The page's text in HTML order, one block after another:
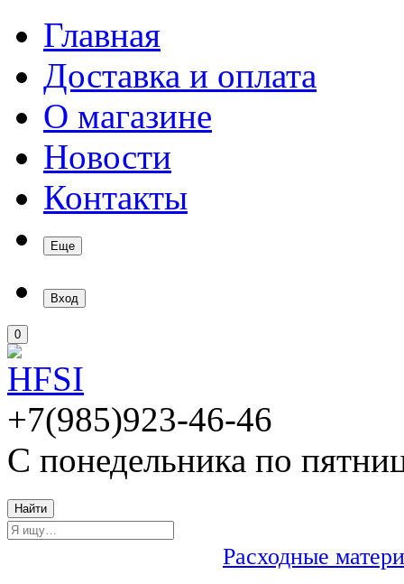
Главная
Доставка и оплата
О магазине
Новости
Контакты
Еще
Вход
0
+7(985)923-46-46
С понедельника по
Найти
Расходные